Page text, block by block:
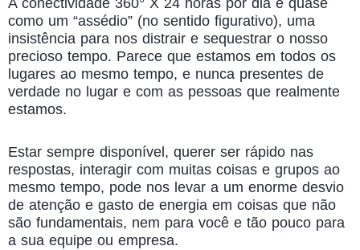
como um “assédio” (no sentido figurativo), uma
insistência para nos distrair e sequestrar o nosso
precioso tempo. Parece que estamos em todos os
lugares ao mesmo tempo, e nunca presentes de
verdade no lugar e com as pessoas que realmente
estamos.
Estar sempre disponível, querer ser rápido nas
respostas, interagir com muitas coisas e grupos ao
mesmo tempo, pode nos levar a um enorme desvio
de atenção e gasto de energia em coisas que não
são fundamentais, nem para você e tão pouco para
a sua equipe ou empresa.